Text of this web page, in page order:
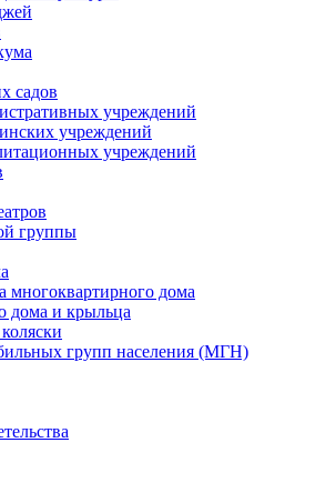
садов
учреждений
учреждений
учреждений
группы
многоквартирного дома
дома и крыльца
групп населения (МГН)